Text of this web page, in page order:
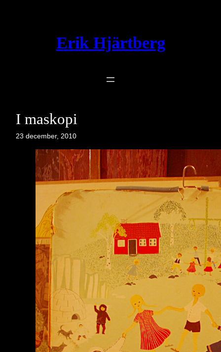
Erik Hjärtberg
I maskopi
23 december, 2010